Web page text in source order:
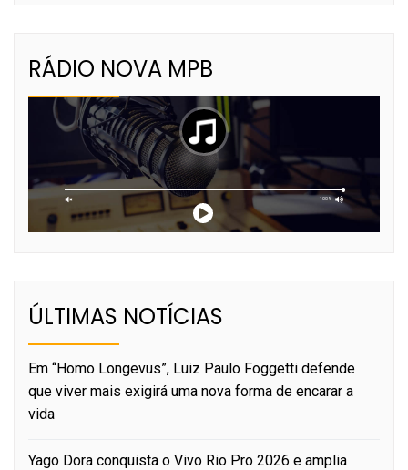
RÁDIO NOVA MPB
ÚLTIMAS NOTÍCIAS
Em “Homo Longevus”, Luiz Paulo Foggetti defende
que viver mais exigirá uma nova forma de encarar a
vida
Yago Dora conquista o Vivo Rio Pro 2026 e amplia